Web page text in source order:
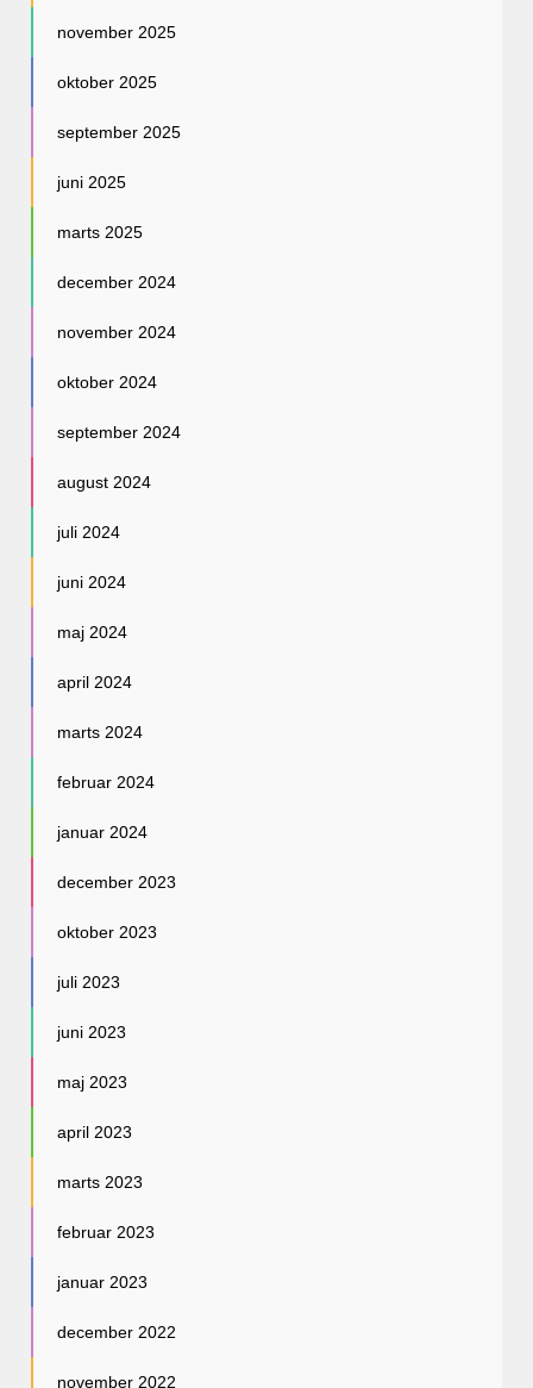
november 2025
oktober 2025
september 2025
juni 2025
marts 2025
december 2024
november 2024
oktober 2024
september 2024
august 2024
juli 2024
juni 2024
maj 2024
april 2024
marts 2024
februar 2024
januar 2024
december 2023
oktober 2023
juli 2023
juni 2023
maj 2023
april 2023
marts 2023
februar 2023
januar 2023
december 2022
november 2022